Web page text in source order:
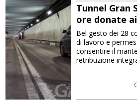
Tunnel Gran
ore donate
Bel gesto dei 28
di lavoro e
consentire il
retribuzione